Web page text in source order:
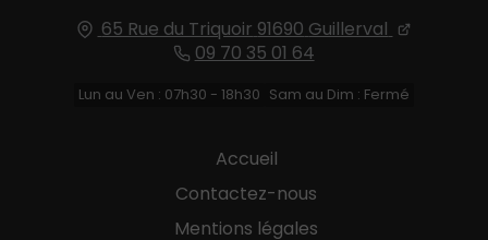
65 Rue du Triquoir 91690 Guillerval
09 70 35 01 64
Lun au Ven : 07h30 - 18h30 Sam au Dim : Fermé
Accueil
Contactez-nous
Mentions légales